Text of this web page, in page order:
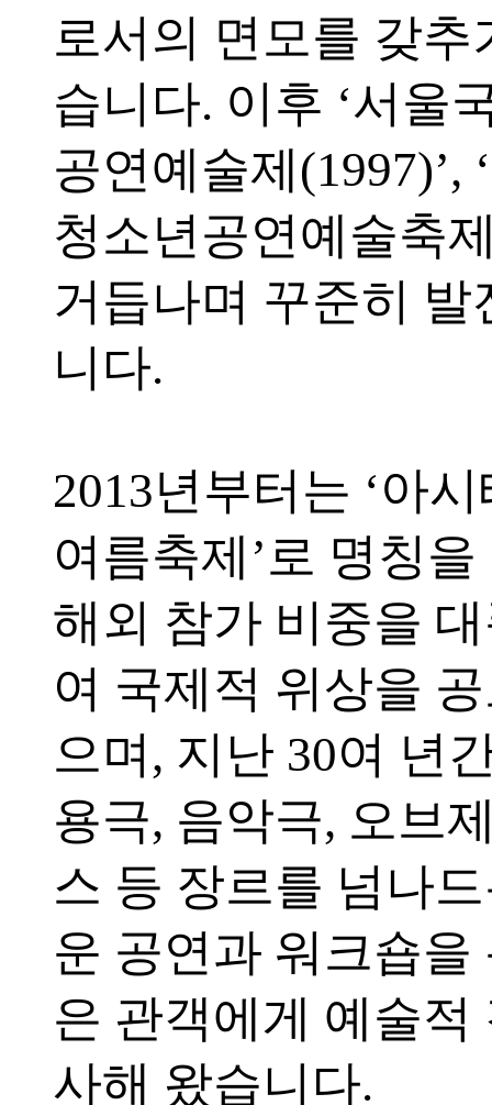
로서의 면모를 갖추
습니다. 이후 ‘서울
공연예술제(1997)’,
청소년공연예술축
거듭나며 꾸준히 발
니다.
2013년부터는 ‘아
여름축제’로 명칭
해외 참가 비중을
여 국제적 위상을
으며, 지난 30여 년
용극, 음악극, 오브
스 등 장르를 넘나
운 공연과 워크숍을
은 관객에게 예술적
사해 왔습니다.